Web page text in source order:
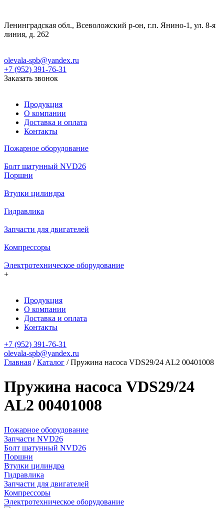
Ленинградская обл., Всеволожский р-он, г.п. Янино-1, ул. 8-я
линия, д. 262
olevala-spb@yandex.ru
+7 (952) 391-76-31
Заказать звонок
Продукция
О компании
Доставка и оплата
Контакты
Пожарное оборудование
Болт шатунный NVD26
Поршни
Втулки цилиндра
Гидравлика
Запчасти для двигателей
Компрессоры
Электротехническое оборудование
+
Продукция
О компании
Доставка и оплата
Контакты
+7 (952) 391-76-31
olevala-spb@yandex.ru
Главная /Каталог /Пружина насоса VDS29/24 AL2 00401008
Пружина насоса VDS29/24
AL2 00401008
Пожарное оборудование
Запчасти NVD26
Болт шатунный NVD26
Поршни
Втулки цилиндра
Гидравлика
Запчасти для двигателей
Компрессоры
Электротехническое оборудование